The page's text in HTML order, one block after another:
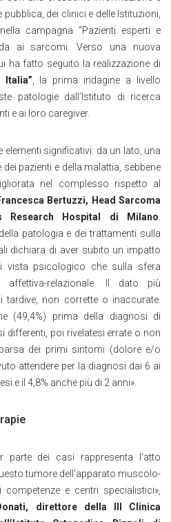
dei clinici e delle Istituzioni,
campagna “Pazienti esperti e
ai sarcomi. Verso una nuova
ha fatto seguito la realizzazione di
, la prima indagine a livello
patologie dall’Istituto di ricerca
e ai loro caregiver.
elementi significativi: da un lato, una
pazienti e della malattia, sebbene
nel complesso rispetto al
Bertuzzi, Head Sarcoma
Research Hospital di Milano
patologia e dei trattamenti sulla
dichiara di aver subito un impatto
vista psicologico che sulla sfera
affettiva-relazionale. Il dato più
tardive, non corrette o inaccurate.
(49,4%) prima della diagnosi di
differenti, poi rivelatesi errate o non
dei primi sintomi (dolore e/o
attendere per la diagnosi dai 6 ai
e il 4,8% anche più di 2 anni».
parte dei casi rappresenta l’atto
tumore dell’apparato muscolo-
e centri specialistici»,
direttore della III Clinica